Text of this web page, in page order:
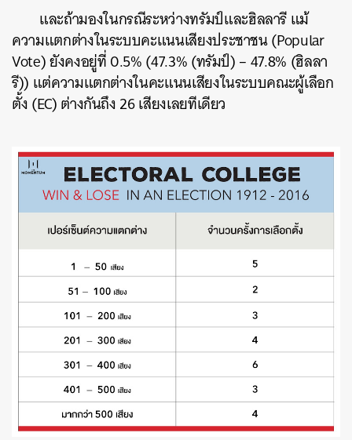
และถ้ามองในกรณีระหว่างทรัมป์และฮิลลารี แม้
ความแตกต่างในระบบคะแนนเสียงประชาชน (Popular
Vote) ยังคงอยู่ที่ 0.5% (47.3% (ทรัมป์) – 47.8% (ฮิลลา
รี)) แต่ความแตกต่างในคะแนนเสียงในระบบคณะผู้เลือก
ตั้ง (EC) ต่างกันถึง 26 เสียงเลยทีเดียว